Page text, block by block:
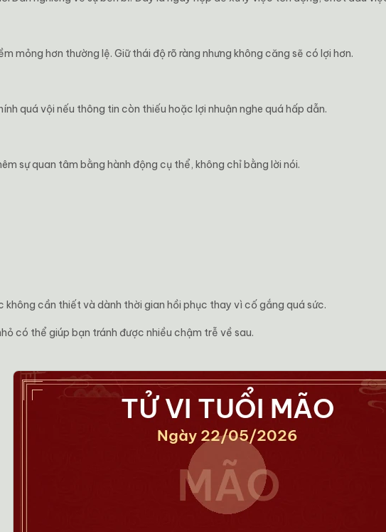
mỏng hơn thường lệ. Giữ thái độ rõ ràng nhưng không căng sẽ có lợi hơn.
quá vội nếu thông tin còn thiếu hoặc lợi nhuận nghe quá hấp dẫn.
sự quan tâm bằng hành động cụ thể, không chỉ bằng lời nói.
không cần thiết và dành thời gian hồi phục thay vì cố gắng quá sức.
có thể giúp bạn tránh được nhiều chậm trễ về sau.